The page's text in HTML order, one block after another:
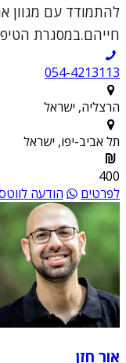
להתמודד עם מגוון
חייהם.במסגרת
054-4213113
הרצליה, ישראל
תל אביב-יפו, ישראל
400
לפרטים
הודעה
אור חזן